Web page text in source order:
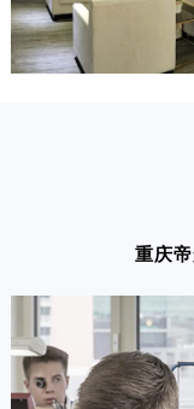
广东省河源
广东省梅州
广东省清远
重庆